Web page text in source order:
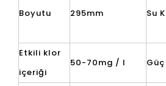
Boyutu
295mm
Su
Etkili klor
içeriği
50-70mg / l